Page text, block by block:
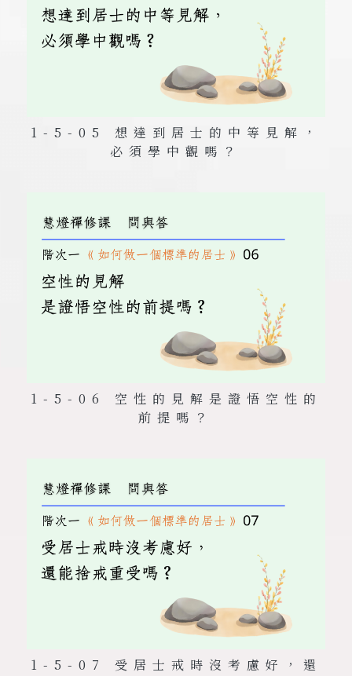
1-5-05 想達到居士的中等見解，
必須學中觀嗎？
1-5-06 空性的見解是證悟空性的
前提嗎？
1-5-07 受居士戒時沒考慮好，還